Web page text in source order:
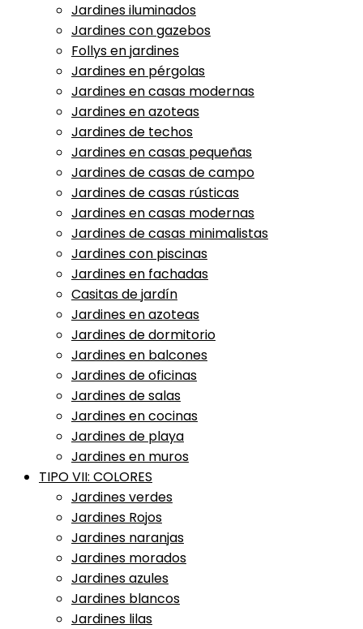
Jardines iluminados
Jardines con gazebos
Follys en jardines
Jardines en pérgolas
Jardines en casas modernas
Jardines en azoteas
Jardines de techos
Jardines en casas pequeñas
Jardines de casas de campo
Jardines de casas rústicas
Jardines en casas modernas
Jardines de casas minimalistas
Jardines con piscinas
Jardines en fachadas
Casitas de jardín
Jardines en azoteas
Jardines de dormitorio
Jardines en balcones
Jardines de oficinas
Jardines de salas
Jardines en cocinas
Jardines de playa
Jardines en muros
TIPO VII: COLORES
Jardines verdes
Jardines Rojos
Jardines naranjas
Jardines morados
Jardines azules
Jardines blancos
Jardines lilas